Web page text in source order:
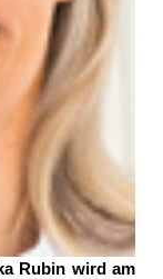
Rubin wird am